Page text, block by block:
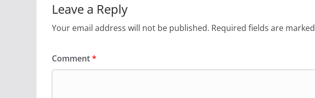
Leave a Reply
Your email address will not be published. Required fields are marked
Comment*